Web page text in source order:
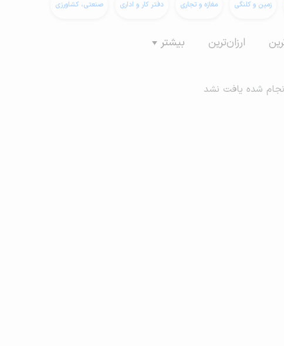
زمین و کلنگی مغازه و تجاری دفتر کار و اداری صنعتی، کشاورزی
ارزان‌ترین بیشتر
شده یافت نشد